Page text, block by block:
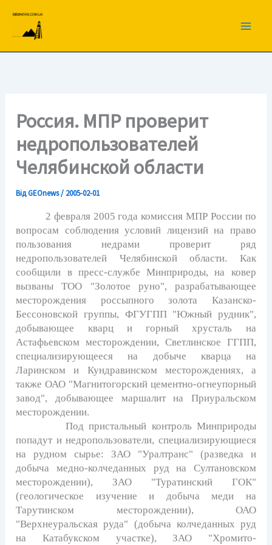
вмісту
Россия. МПР проверит
недропользователей
Челябинской области
ВідGEOnews/ 2005-02-01
2 февраля 2005 года комиссия МПР России по
вопросам соблюдения условий лицензий на право
пользования недрами проверит ряд
недропользователей Челябинской области. Как
сообщили в пресс-службе Минприроды, на ковер
вызваны ТОО "Золотое руно", разрабатывающее
месторождения россыпного золота Казанско-
Бессоновской группы, ФГУГПП "Южный рудник",
добывающее кварц и горный хрусталь на
Астафьевском месторождении, Светлинское ГГПП,
специализирующееся на добыче кварца на
Ларинском и Кундравинском месторождениях, а
также ОАО "Магнитогорский цементно-огнеупорный
завод", добывающее маршалит на Приуральском
месторождении.
Под пристальный контроль Минприроды
попадут и недропользователи, специализирующиеся
на рудном сырье: ЗАО "Уралтранс" (разведка и
добыча медно-колчеданных руд на Султановском
месторождении), ЗАО "Туратинский ГОК"
(геологическое изучение и добыча меди на
Тарутинском месторождении), ОАО
"Верхнеуральская руда" (добыча колчеданных руд
на Катабукском участке), ЗАО "Хромито-